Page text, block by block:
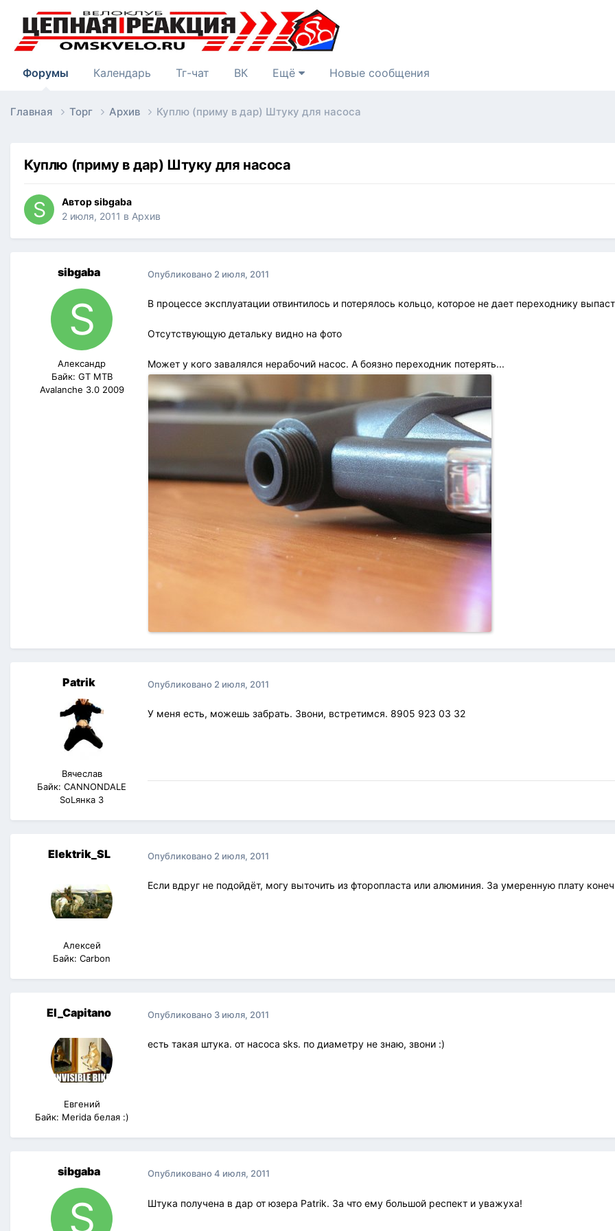
Форумы Календарь Тг-чат ВК Ещё Новые сообщения
Главная Торг Архив Куплю (приму в дар) Штуку для насоса
Куплю (приму в дар) Штуку для насоса
Авторsibgaba
2 июля, 2011 в Архив
sibgaba
Александр
Байк: GT MTB
Avalanche 3.0 2009
Опубликовано 2 июля, 2011
В процессе эксплуатации отвинтилось и потерялось кольцо, которое не дает переходнику
Отсутствующую детальку видно на фото
Может у кого завалялся нерабочий насос. А боязно переходник потерять...
Patrik
Вячеслав
Байк: CANNONDALE
SоLянка 3
Опубликовано 2 июля, 2011
У меня есть, можешь забрать. Звони, встретимся. 8905 923 03 32
Elektrik_SL
Алексей
Байк: Carbon
Опубликовано 2 июля, 2011
Если вдруг не подойдёт, могу выточить из фторопласта или алюминия. За умеренную плату
El_Capitano
Евгений
Байк: Merida белая :)
Опубликовано 3 июля, 2011
есть такая штука. от насоса sks. по диаметру не знаю, звони :)
sibgaba Опубликовано4 июля, 2011
Штука получена в дар от юзера Patrik. За что ему большой респект и уважуха!